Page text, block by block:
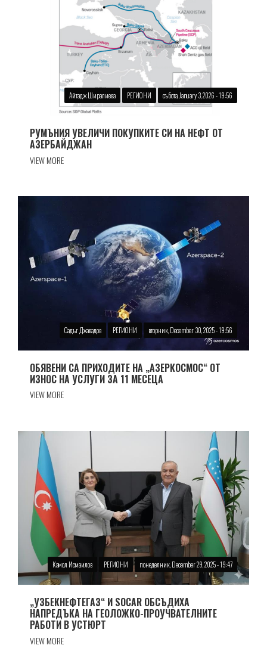
Айтадж Ширалиева РЕГИОНИ събота, January 3, 2026 - 19:56
РУМЪНИЯ УВЕЛИЧИ ПОКУПКИТЕ СИ НА НЕФТ ОТ
АЗЕРБАЙДЖАН
VIEW MORE
Садъг Джавадов РЕГИОНИ вторник, December 30, 2025 - 19:56
ОБЯВЕНИ СА ПРИХОДИТЕ НА „АЗЕРКОСМОС“ ОТ
ИЗНОС НА УСЛУГИ ЗА 11 МЕСЕЦА
VIEW MORE
Камол Исмаилов РЕГИОНИ понеделник, December 29, 2025 - 19:47
„УЗБЕКНЕФТЕГАЗ“ И SOCAR ОБСЪДИХА
НАПРЕДЪКА НА ГЕОЛОЖКО-ПРОУЧВАТЕЛНИТЕ
РАБОТИ В УСТЮРТ
VIEW MORE